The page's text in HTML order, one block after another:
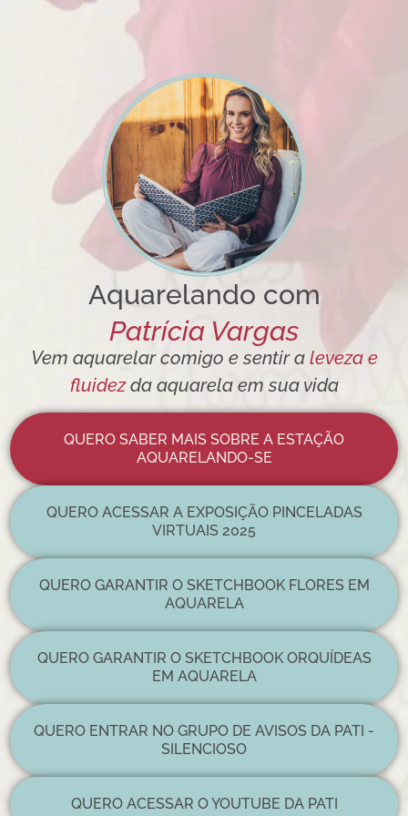
Aquarelando com
Patrícia Vargas
Vem aquarelar comigo e sentir a leveza e
fluidezda aquarela em sua vida
QUERO SABER MAIS SOBRE A ESTAÇÃO
AQUARELANDO-SE
QUERO ACESSAR A EXPOSIÇÃO PINCELADAS
VIRTUAIS 2025
QUERO GARANTIR O SKETCHBOOK FLORES EM
AQUARELA
QUERO GARANTIR O SKETCHBOOK ORQUÍDEAS
EM AQUARELA
QUERO ENTRAR NO GRUPO DE AVISOS DA PATI -
SILENCIOSO
QUERO ACESSAR O YOUTUBE DA PATI